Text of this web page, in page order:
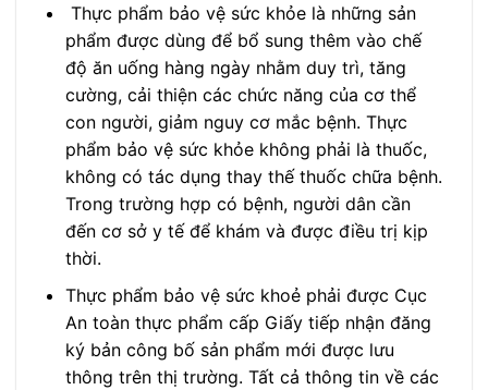
Thực phẩm bảo vệ sức khỏe là những sản
phẩm được dùng để bổ sung thêm vào chế
độ ăn uống hàng ngày nhằm duy trì, tăng
cường, cải thiện các chức năng của cơ thể
con người, giảm nguy cơ mắc bệnh. Thực
phẩm bảo vệ sức khỏe không phải là thuốc,
không có tác dụng thay thế thuốc chữa bệnh.
Trong trường hợp có bệnh, người dân cần
đến cơ sở y tế để khám và được điều trị kịp
thời.
Thực phẩm bảo vệ sức khoẻ phải được Cục
An toàn thực phẩm cấp Giấy tiếp nhận đăng
ký bản công bố sản phẩm mới được lưu
thông trên thị trường. Tất cả thông tin về các